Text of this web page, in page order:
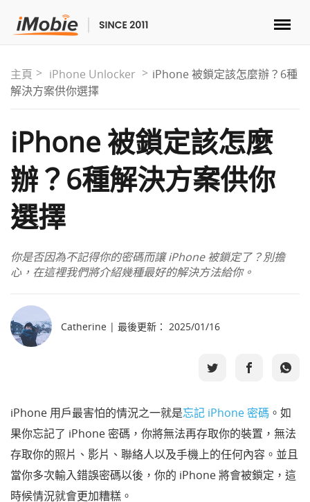
解鎖&復原
實用
手機解決方案
商店
下載
支援
選擇語言
主頁 iPhone Unlocker
iPhone 被鎖定該怎麼辦？6種
解決方案供你選擇
iPhone 被鎖定該怎麼
辦？6種解決方案供你
選擇
你是否因為不記得你的密碼而讓 iPhone 被鎖定了？別擔
心，在這裡我們將介紹幾種最好的解決方法給你。
Catherine | 最後更新： 2025/01/16
iPhone 用戶最害怕的情況之一就是忘記 iPhone 密碼 。如
果你忘記了 iPhone 密碼，你將無法再存取你的裝置，無法
存取你的照片、影片、聯絡人以及手機上的任何內容。並且
當你多次輸入錯誤密碼以後，你的 iPhone 將會被鎖定，這
時候情況就會更加糟糕。